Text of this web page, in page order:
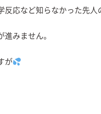
反応など知らなかった先人
進みません。
が